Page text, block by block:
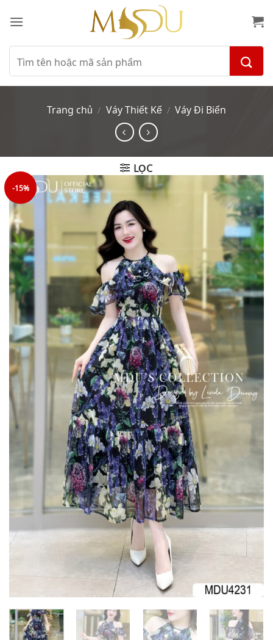
qua
dungTìm
kiếm:
Trang chủ / Váy Thiết Kế / Váy Đi Biển
LỌC
-15%